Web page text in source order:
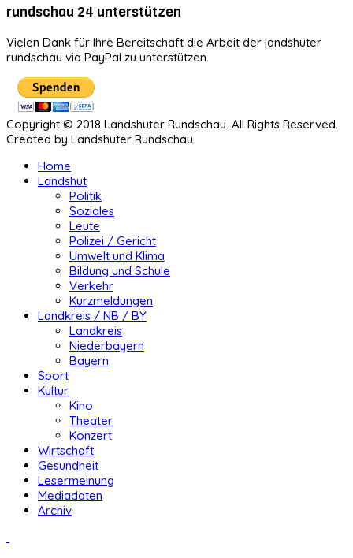
rundschau 24 unterstützen
Vielen Dank für Ihre Bereitschaft die Arbeit der landshuter
rundschau via PayPal zu unterstützen.
Copyright © 2018 Landshuter Rundschau. All Rights Reserved.
Created by Landshuter Rundschau
Home
Landshut
Politik
Soziales
Leute
Polizei / Gericht
Umwelt und Klima
Bildung und Schule
Verkehr
Kurzmeldungen
Landkreis / NB / BY
Landkreis
Niederbayern
Bayern
Sport
Kultur
Kino
Theater
Konzert
Wirtschaft
Gesundheit
Lesermeinung
Mediadaten
Archiv